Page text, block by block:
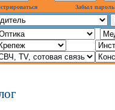
Забыл пароль